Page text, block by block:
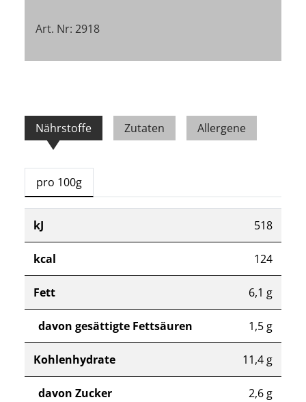
Art. Nr: 2918
Nährstoffe Zutaten Allergene
pro 100g
kJ 518
kcal 124
Fett 6,1 g
davon gesättigte Fettsäuren 1,5 g
Kohlenhydrate 11,4 g
davon Zucker 2,6 g